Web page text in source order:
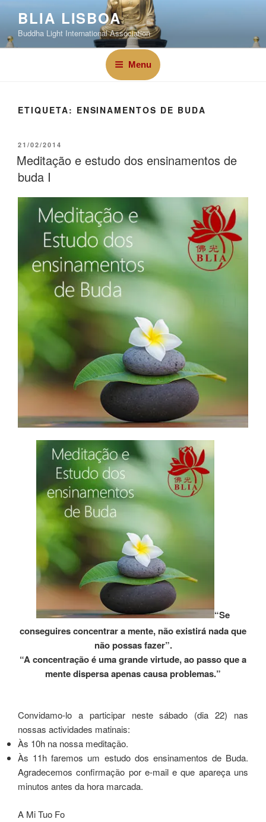
BLIA LISBOA
Buddha Light International Association
Menu
ETIQUETA: ENSINAMENTOS DE BUDA
21/02/2014
Meditação e estudo dos ensinamentos de
buda I
“Se
conseguires concentrar a mente, não existirá nada que
não possas fazer”.
“A concentração é uma grande virtude, ao passo que a
mente dispersa apenas causa problemas.”
Convidamo-lo a participar neste sábado (dia 22) nas
nossas actividades matinais:
Às 10h na nossa meditação.
Às 11h faremos um estudo dos ensinamentos de Buda.
Agradecemos confirmação por e-mail e que apareça uns
minutos antes da hora marcada.
A Mi Tuo Fo